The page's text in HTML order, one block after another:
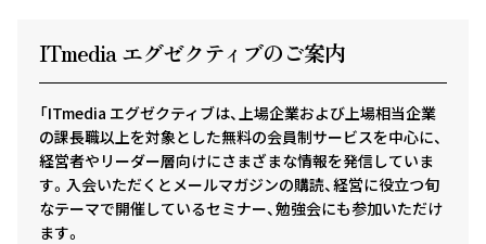
ITmedia エグゼクティ ブのご案内
「ITmedia エグゼクティブは、上場企業および上場相当企業
の課長職以上を対象とした無料の会員制サービスを中心に、
経営者やリーダー層向けにさまざまな情報を発信していま
す。入会いただくとメールマガジンの購読、経営に役立つ旬
なテーマで開催しているセミナー、勉強会にも参加いただけ
ます。